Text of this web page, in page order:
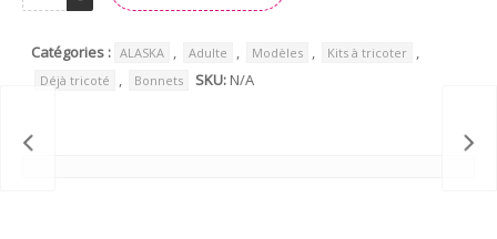
Catégories : ALASKA , Adulte , Modèles , Kits à tricoter ,
Déjà tricoté , Bonnets SKU: N/A